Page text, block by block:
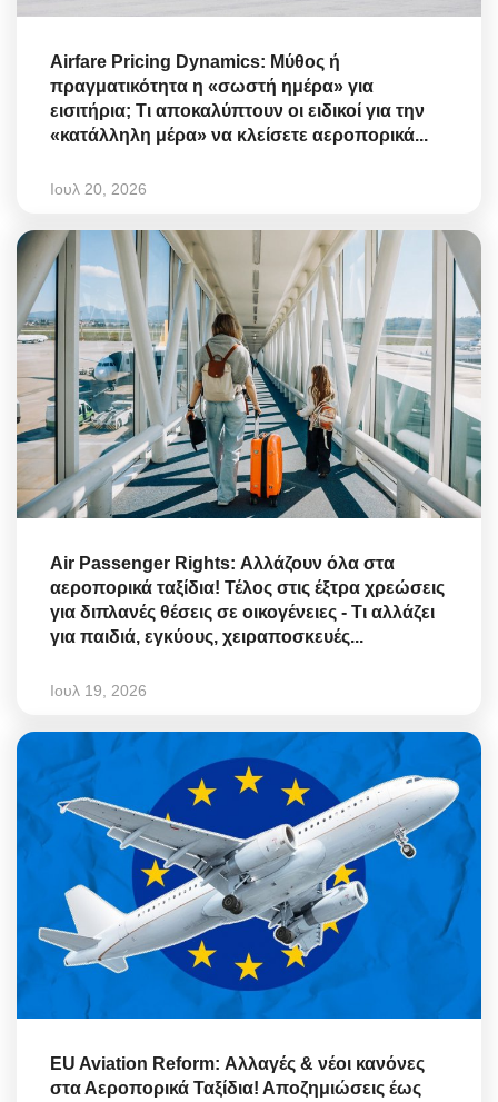
Airfare Pricing Dynamics: Μύθος ή
πραγματικότητα η «σωστή ημέρα» για
εισιτήρια; Τι αποκαλύπτουν οι ειδικοί για την
«κατάλληλη μέρα» να κλείσετε αεροπορικά...
Ιουλ 20, 2026
Air Passenger Rights: Αλλάζουν όλα στα
αεροπορικά ταξίδια! Τέλος στις έξτρα χρεώσεις
για διπλανές θέσεις σε οικογένειες - Τι αλλάζει
για παιδιά, εγκύους, χειραποσκευές...
Ιουλ 19, 2026
EU Aviation Reform: Αλλαγές & νέοι κανόνες
στα Αεροπορικά Ταξίδια! Αποζημιώσεις έως